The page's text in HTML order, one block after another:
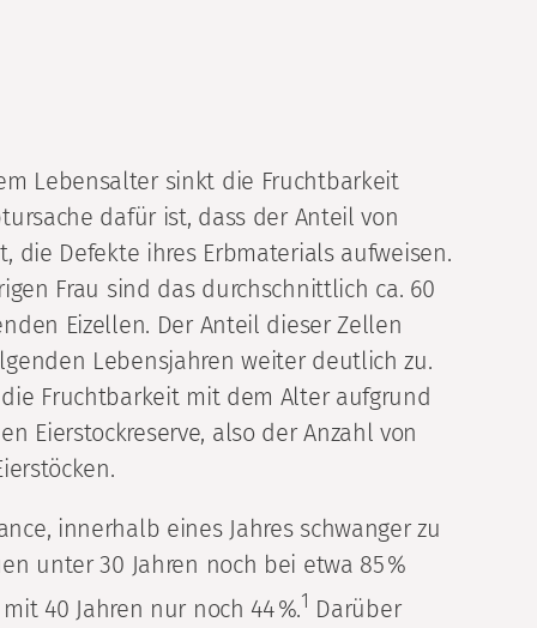
Lebensalter sinkt die Fruchtbarkeit
dafür ist, dass der Anteil von
die Defekte ihres Erbmaterials aufweisen.
Frau sind das durchschnittlich ca. 60
Eizellen. Der Anteil dieser Zellen
Lebensjahren weiter deutlich zu.
Fruchtbarkeit mit dem Alter aufgrund
Eierstockreserve, also der Anzahl von
innerhalb eines Jahres schwanger zu
unter 30 Jahren noch bei etwa 85 %
40 Jahren nur noch 44 %.1 Darüber